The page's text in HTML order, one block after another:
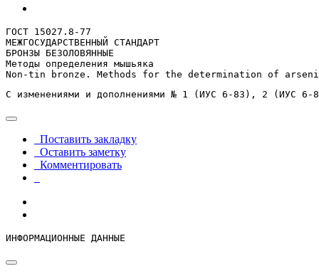
ГОСТ 15027.8-77
МЕЖГОСУДАРСТВЕННЫЙ СТАНДАРТ
БРОНЗЫ БЕЗОЛОВЯННЫЕ
Методы определения мышьяка
Non-tin bronze. Methods for the determination of
С изменениями и дополнениями № 1 (ИУС 6-83), 2 (ИУС
Поставить закладку
Оставить заметку
Комментировать
ИНФОРМАЦИОННЫЕ ДАННЫЕ